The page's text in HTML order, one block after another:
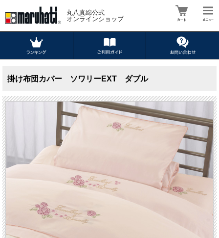
丸八真綿公式
オンラインショップ
掛け布団カバー ソワリーEXT ダブル